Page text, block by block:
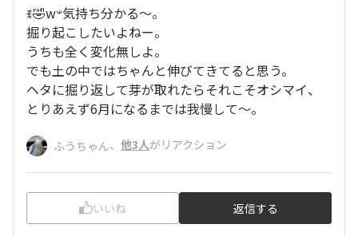
ꉂ🤣w‪𐤔気持ち分かる〜。
掘り起こしたいよねー。
うちも全く変化無しよ。
でも土の中ではちゃんと伸びてきてると思う。
ヘタに掘り返して芽が取れたらそれこそオシマイ、
とりあえず6月になるまでは我慢して〜。
ふうちゃん、 他3人がリアクション
いいね 返信する